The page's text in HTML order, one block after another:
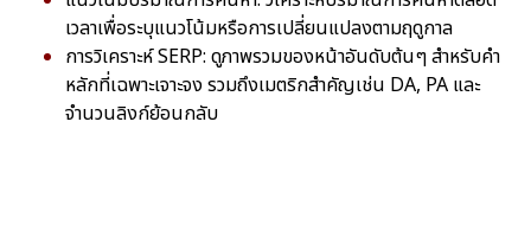
เวลาเพื่อระบุแนวโน้มหรือการเปลี่ยนแปลงตามฤดูกาล
การวิเคราะห์ SERP: ดูภาพรวมของหน้าอันดับต้นๆ สำหรับคำ
หลักที่เฉพาะเจาะจง รวมถึงเมตริกสำคัญเช่น DA, PA และ
จำนวนลิงก์ย้อนกลับ